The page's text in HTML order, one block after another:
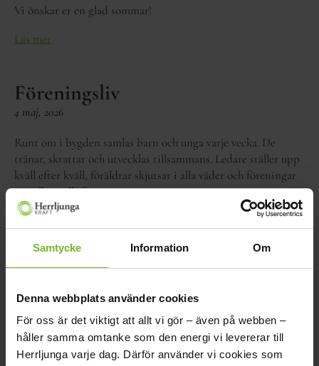
Samtycke Information Om
Denna webbplats använder cookies
För oss är det viktigt att allt vi gör – även på webben –
håller samma omtanke som den energi vi levererar till
Herrljunga varje dag. Därför använder vi cookies som
Vi önskar er en glad sommar!
Läs mer
Föreningsliv
4 maj, 2026
Runt om i bygden samlas barn och unga varje vecka. De
tränar, skrattar och utvecklas tillsammans. Ledare ställer upp
kväll efter kväll, föräldrar skjutsar i alla väder och föreningar
ser till att allt fungerar.
Läs mer
Flytta?
20 april, 2026
Att flytta innebär mycket att hålla ordning på.
Adressändring, abonnemang och sådant som behöver
fungera från första dagen i det nya hemmet.